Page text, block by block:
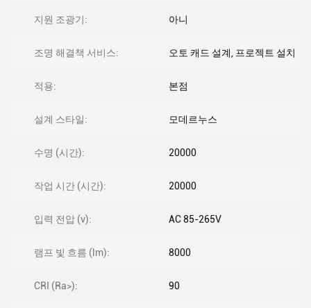
지원 조광기: 아니
조명 해결책 서비스: 오토 캐드 설계, 프로젝트 설치
적용: 본점
설계 스타일: 모데르누스
수명 (시간): 20000
작업 시간 (시간): 20000
입력 전압 (v): AC 85-265V
램프 빛 흐름 (lm): 8000
CRI (Ra>): 90